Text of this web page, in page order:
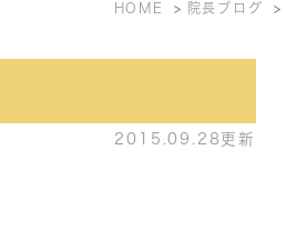
HOME 院長ブログ
2015.09.28更新